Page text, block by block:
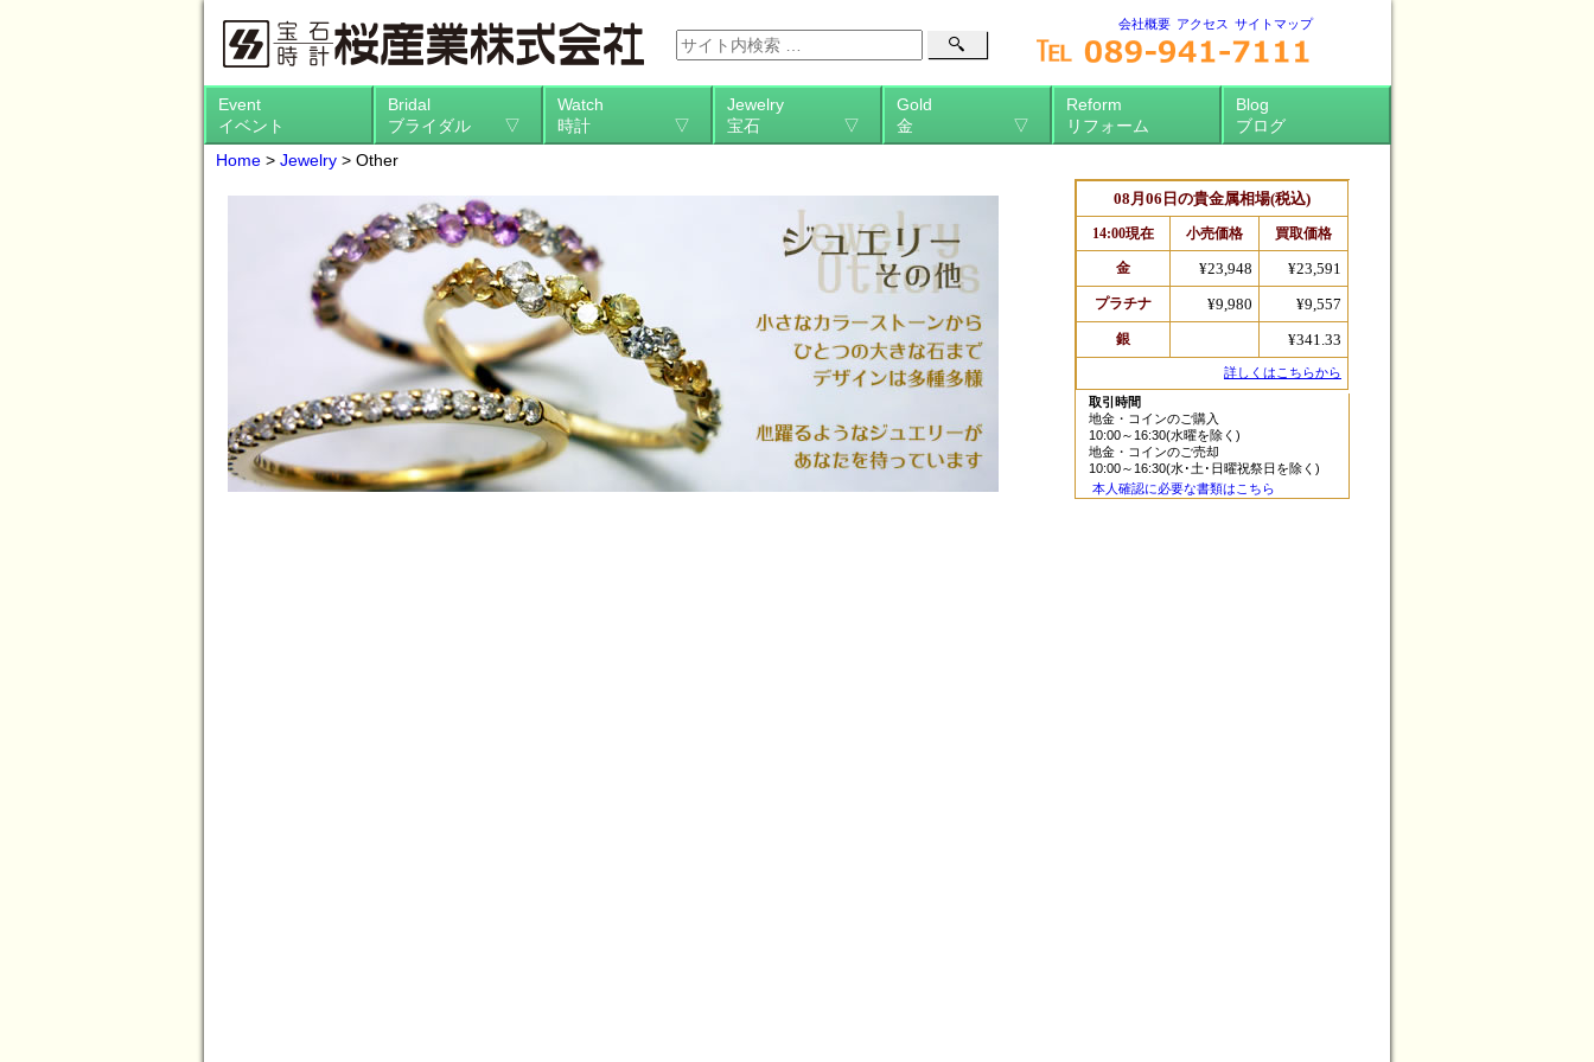
会社概要 アクセス サイトマップ
Event
イベント
Bridal
ブライダル ▽
Watch
時計 ▽
Jewelry
宝石 ▽
Gold
金 ▽
Reform
リフォーム
Blog
ブログ
Home > Jewelry > Other
取引時間
地金・コインのご購入
10:00～16:30(水曜を除く)
地金・コインのご売却
10:00～16:30(水･土･日曜祝祭日を除く)
本人確認に必要な書類はこちら